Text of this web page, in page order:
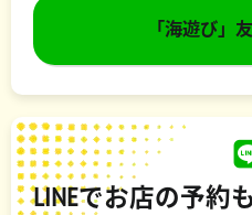
「海遊び」
LINEでお店の予約